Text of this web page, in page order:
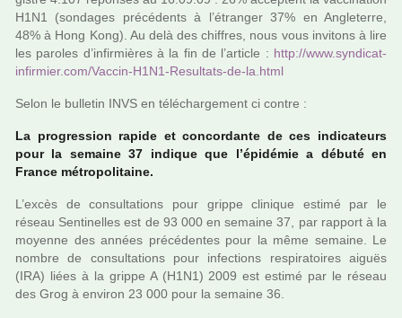
H1N1 (son­da­ges pré­cé­dents à l’étranger 37% en Angleterre,
48% à Hong Kong). Au delà des chif­fres, nous vous invi­tons à lire
les paro­les d’infir­miè­res à la fin de l’arti­cle : http://www.syn­di­cat-
infir­mier.com/Vaccin-H1N1-Resultats-de-la.html
Selon le bul­le­tin INVS en télé­char­ge­ment ci contre :
La pro­gres­sion rapide et concor­dante de ces indi­ca­teurs
pour la semaine 37 indi­que que l’épidémie a débuté en
France métro­po­li­taine.
L’excès de consul­ta­tions pour grippe cli­ni­que estimé par le
réseau Sentinelles est de 93 000 en semaine 37, par rap­port à la
moyenne des années pré­cé­den­tes pour la même semaine. Le
nombre de consul­ta­tions pour infec­tions res­pi­ra­toi­res aiguës
(IRA) liées à la grippe A (H1N1) 2009 est estimé par le réseau
des Grog à envi­ron 23 000 pour la semaine 36.